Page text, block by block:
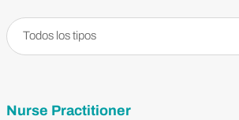
Tipos de trabajo
Todos los tipos
Nurse Practitioner